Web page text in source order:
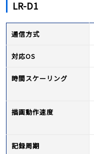
LR-D1
通信方式
対応OS
時間スケーリング
描画動作速度
記録周期